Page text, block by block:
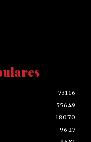
73116
55649
18070
9627